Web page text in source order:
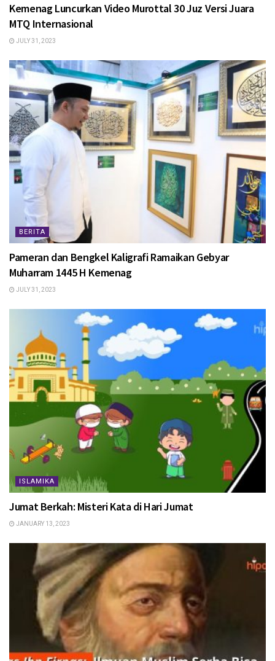
Kemenag Luncurkan Video Murottal 30 Juz Versi Juara
MTQ Internasional
JULY 31, 2023
BERITA
Pameran dan Bengkel Kaligrafi Ramaikan Gebyar
Muharram 1445 H Kemenag
JULY 31, 2023
ISLAMIKA
Jumat Berkah: Misteri Kata di Hari Jumat
JANUARY 13, 2023